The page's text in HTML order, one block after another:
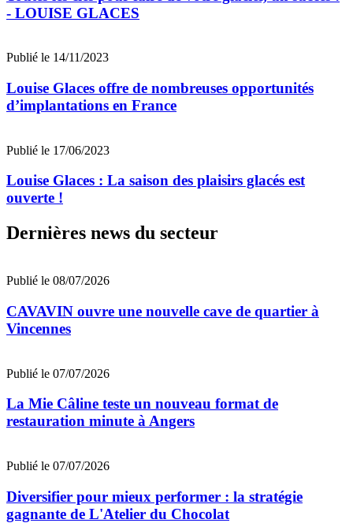
- LOUISE GLACES
Publié le 14/11/2023
Louise Glaces offre de nombreuses opportunités
d’implantations en France
Publié le 17/06/2023
Louise Glaces : La saison des plaisirs glacés est
ouverte !
Dernières news du secteur
Publié le 08/07/2026
CAVAVIN ouvre une nouvelle cave de quartier à
Vincennes
Publié le 07/07/2026
La Mie Câline teste un nouveau format de
restauration minute à Angers
Publié le 07/07/2026
Diversifier pour mieux performer : la stratégie
gagnante de L'Atelier du Chocolat